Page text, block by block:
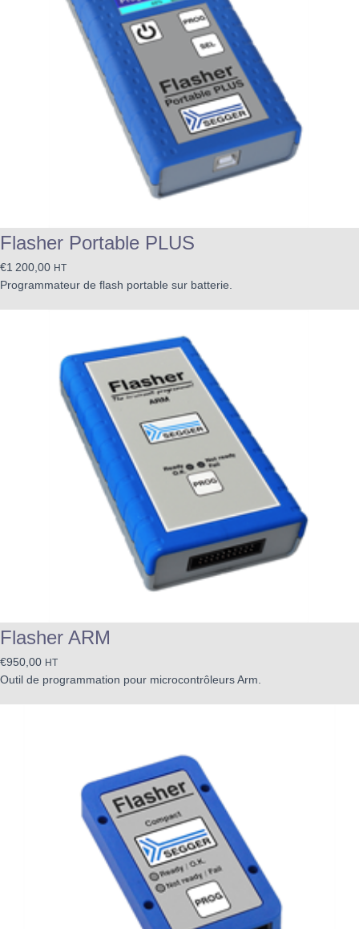
Flasher Portable PLUS
€1 200,00 HT
Programmateur de flash portable sur batterie.
Flasher ARM
€950,00 HT
Outil de programmation pour microcontrôleurs Arm.